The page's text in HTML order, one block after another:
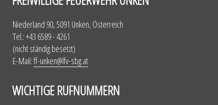
Niederland 90, 5091 Unken, Österreich
Tel.: +43 6589 - 4261
(nicht ständig besetzt)
E-Mail:ff-unken@lfv-sbg.at
WICHTIGE RUFNUMMERN